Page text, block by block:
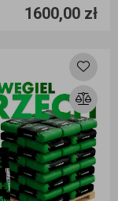
1600,00 zł